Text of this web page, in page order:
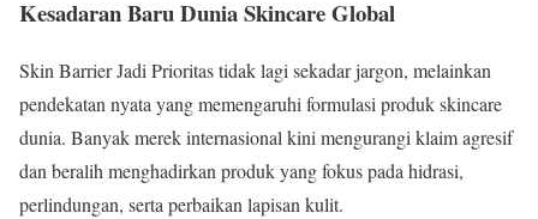
Kesadaran Baru Dunia Skincare Global
Skin Barrier Jadi Prioritas tidak lagi sekadar jargon, melainkan
pendekatan nyata yang memengaruhi formulasi produk skincare
dunia. Banyak merek internasional kini mengurangi klaim agresif
dan beralih menghadirkan produk yang fokus pada hidrasi,
perlindungan, serta perbaikan lapisan kulit.